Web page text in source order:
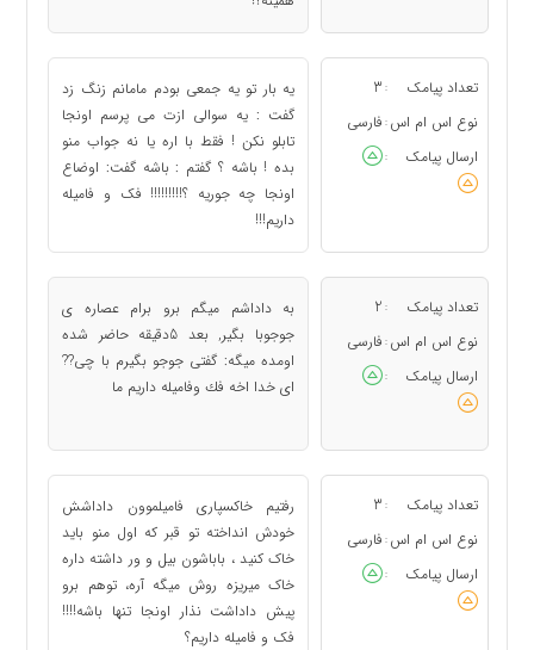
تعداد پیامک :
3
نوع اس ام اس : فارسی
ارسال پیامک
:
یه بار تو یه جمعی بودم مامانم زنگ زد
گفت : یه سوالی ازت می پرسم اونجا
تابلو نکن ! فقط با اره یا نه جواب منو
بده ! باشه ؟ گفتم : باشه گفت: اوضاع
اونجا چه جوریه ؟!!!!!!!!! فک و فامیله
داریم!!!
تعداد پیامک :
2
نوع اس ام اس : فارسی
ارسال پیامک
:
به داداشم ميگم برو برام عصاره ى
جوجوبا بگير, بعد 5دقيقه حاضر شده
اومده ميگه: گفتى جوجو بگيرم با چى??
اى خدا اخه فك وفاميله داريم ما
تعداد پیامک :
3
نوع اس ام اس : فارسی
ارسال پیامک
:
رفتیم خاکسپاری فامیلموون داداشش
خودش انداخته تو قبر که اول منو باید
خاک کنید ، باباشون بیل و ور داشته داره
خاک میریزه روش میگه آره، توهم برو
پیش داداشت نذار اونجا تنها باشه!!!!
فک و فامیله داریم؟